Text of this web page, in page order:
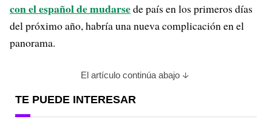
con el español de mudarsede país en los primeros días
del próximo año, habría una nueva complicación en el
panorama.
El artículo continúa abajo
TE PUEDE INTERESAR